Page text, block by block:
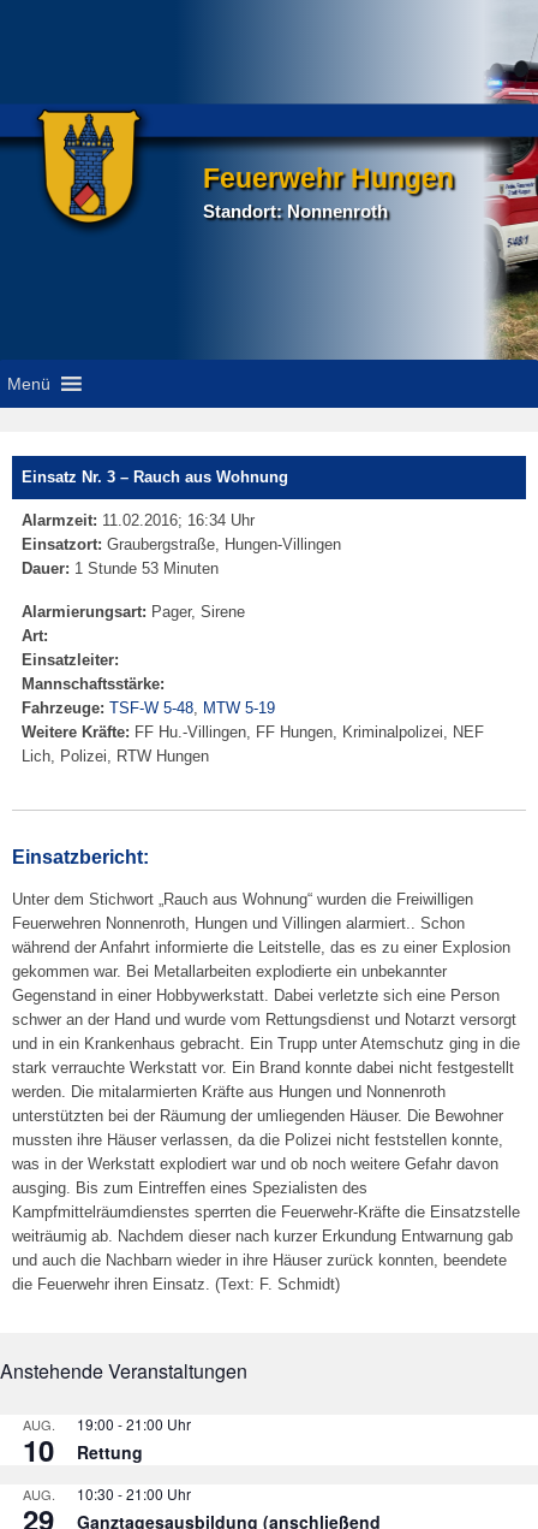
Feuerwehr Hungen
Standort: Nonnenroth
Menü
Einsatz Nr. 3 – Rauch aus Wohnung
Alarmzeit: 11.02.2016; 16:34 Uhr
Einsatzort: Graubergstraße, Hungen-Villingen
Dauer: 1 Stunde 53 Minuten
Alarmierungsart: Pager, Sirene
Art:
Einsatzleiter:
Mannschaftsstärke:
Fahrzeuge: TSF-W 5-48, MTW 5-19
Weitere Kräfte: FF Hu.-Villingen, FF Hungen, Kriminalpolizei, NEF
Lich, Polizei, RTW Hungen
Einsatzbericht:
Unter dem Stichwort „Rauch aus Wohnung“ wurden die Freiwilligen
Feuerwehren Nonnenroth, Hungen und Villingen alarmiert.. Schon
während der Anfahrt informierte die Leitstelle, das es zu einer Explosion
gekommen war. Bei Metallarbeiten explodierte ein unbekannter
Gegenstand in einer Hobbywerkstatt. Dabei verletzte sich eine Person
schwer an der Hand und wurde vom Rettungsdienst und Notarzt versorgt
und in ein Krankenhaus gebracht. Ein Trupp unter Atemschutz ging in die
stark verrauchte Werkstatt vor. Ein Brand konnte dabei nicht festgestellt
werden. Die mitalarmierten Kräfte aus Hungen und Nonnenroth
unterstützten bei der Räumung der umliegenden Häuser. Die Bewohner
mussten ihre Häuser verlassen, da die Polizei nicht feststellen konnte,
was in der Werkstatt explodiert war und ob noch weitere Gefahr davon
ausging. Bis zum Eintreffen eines Spezialisten des
Kampfmittelräumdienstes sperrten die Feuerwehr-Kräfte die Einsatzstelle
weiträumig ab. Nachdem dieser nach kurzer Erkundung Entwarnung gab
und auch die Nachbarn wieder in ihre Häuser zurück konnten, beendete
die Feuerwehr ihren Einsatz. (Text: F. Schmidt)
Anstehende Veranstaltungen
AUG.
10
19:00 -21:00
Rettung
AUG.
29
10:30 -21:00
Ganztagesausbildung (anschließend